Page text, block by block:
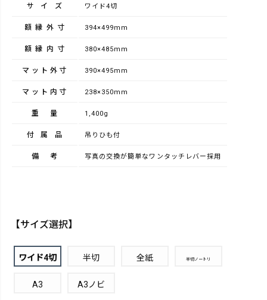
サイズ ワイド4切
額縁外寸 394×499mm
額縁内寸 380×485mm
マット外寸 390×495mm
マット内寸 238×350mm
重量 1,400g
付属品 吊りひも付
備考 写真の交換が簡単なワンタッチレバー採用
【サイズ選択】
ワイド4切 半切 全紙 半切ノートリ
A3 A3ノビ